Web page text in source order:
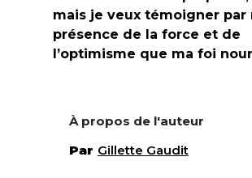
mais je veux témoigner par
présence de la force et de
l’optimisme que ma foi
À propos de l'auteur
Par Gillette Gaudit